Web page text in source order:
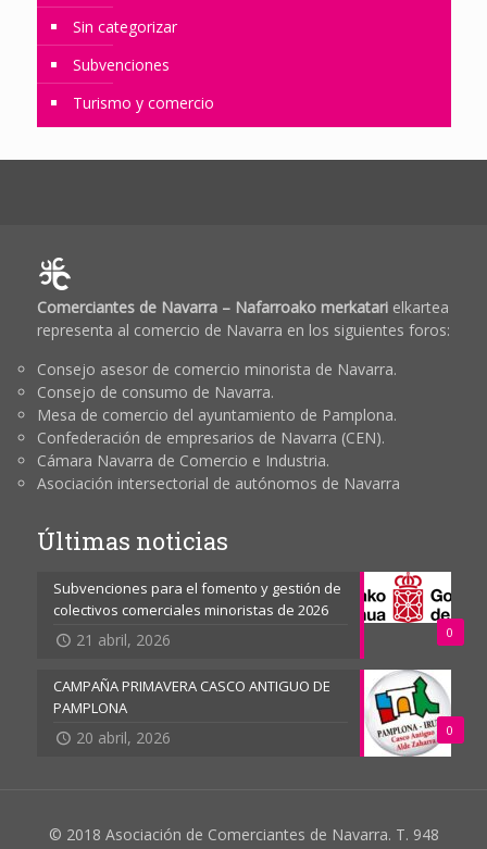
Sin categorizar
Subvenciones
Turismo y comercio
Comerciantes de Navarra – Nafarroako merkatarielkartea
representa al comercio de Navarra en los siguientes foros:
Consejo asesor de comercio minorista de Navarra.
Consejo de consumo de Navarra.
Mesa de comercio del ayuntamiento de Pamplona.
Confederación de empresarios de Navarra (CEN).
Cámara Navarra de Comercio e Industria.
Asociación intersectorial de autónomos de Navarra
Últimas noticias
0
Subvenciones para el fomento y gestión de
colectivos comerciales minoristas de 2026
21 abril, 2026
0
CAMPAÑA PRIMAVERA CASCO ANTIGUO DE
PAMPLONA
20 abril, 2026
© 2018 Asociación de Comerciantes de Navarra. T. 948